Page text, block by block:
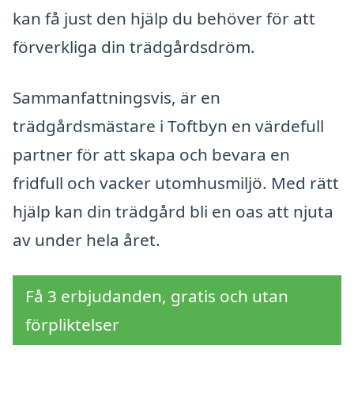
kan få just den hjälp du behöver för att
förverkliga din trädgårdsdröm.
Sammanfattningsvis, är en
trädgårdsmästare i Toftbyn en värdefull
partner för att skapa och bevara en
fridfull och vacker utomhusmiljö. Med rätt
hjälp kan din trädgård bli en oas att njuta
av under hela året.
Få 3 erbjudanden, gratis och utan
förpliktelser